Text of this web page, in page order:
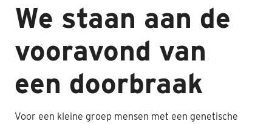
We staan aan de
vooravond van
een doorbraak
Voor een kleine groep mensen met een genetische